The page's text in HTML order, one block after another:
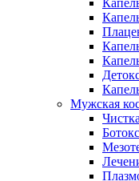
Мужская